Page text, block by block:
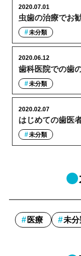
虫歯の治療でお
2020.07.01
未分類
歯科医院での歯
2020.06.12
未分類
はじめての歯医
2020.02.07
未分類
医療 未分